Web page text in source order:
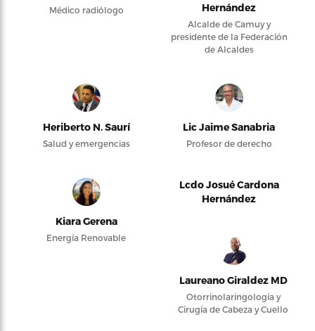
Médico radiólogo
Hernández
Alcalde de Camuy y
presidente de la Federación
de Alcaldes
Heriberto N. Saurí
Salud y emergencias
Lic Jaime Sanabria
Profesor de derecho
Kiara Gerena
Energía Renovable
Lcdo Josué Cardona
Hernández
Laureano Giraldez MD
Otorrinolaringología y
Cirugía de Cabeza y Cuello